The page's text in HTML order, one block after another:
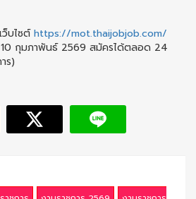
ว็บไซต์https://mot.thaijobjob.com/
กุมภาพันธ์ 2569 สมัครได้ตลอด 24
ร)